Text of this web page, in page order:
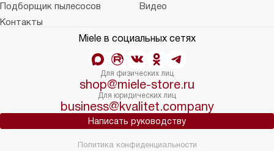
Подборщик пылесосов
Видео
Контакты
Miele в социальных сетях
Для физических лиц
shop@miele-store.ru
Для юридических лиц
business@kvalitet.company
Написать руководству
Политика конфиденциальности